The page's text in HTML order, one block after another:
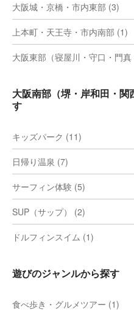
大阪城・京橋・市内東部 (3)
上本町・天王寺・市内南部 (1)
大阪東部（寝屋川・守口・門
大阪南部（堺・岸和田・
す
キッズパーク (11)
日帰り温泉 (7)
サーフィン体験 (5)
SUP（サップ） (2)
ドルフィンスイム (1)
遊びのジャンルから探す
食べ歩き・グルメツアー (1)